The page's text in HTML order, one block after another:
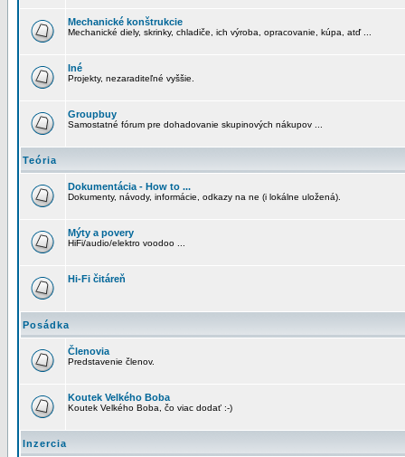
Mechanické konštrukcie
Mechanické diely, skrinky, chladiče, ich výroba, opracovanie, kúpa, atď ...
Iné
Projekty, nezaraditeľné vyššie.
Groupbuy
Samostatné fórum pre dohadovanie skupinových nákupov ...
Teória
Dokumentácia - How to ...
Dokumenty, návody, informácie, odkazy na ne (i lokálne uložená).
Mýty a povery
HiFi/audio/elektro voodoo ...
Hi-Fi čitáreň
Posádka
Členovia
Predstavenie členov.
Koutek Velkého Boba
Koutek Velkého Boba, čo viac dodať :-)
Inzercia